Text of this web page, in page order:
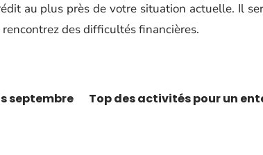
au plus près de votre situation actuelle. Il
des difficultés financières.
septembre
Top des activités pour un